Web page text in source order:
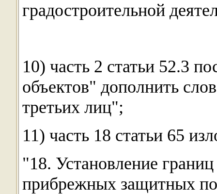
градостроительной
10) часть 2 статьи 52.3
объектов" дополнить
третьих лиц";
11) часть 18 статьи 65
"18. Установление
прибрежных защитных